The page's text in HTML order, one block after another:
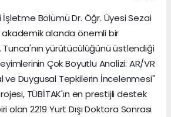
Bölümü Dr. Öğr. Üyesi Sezai
akademik alanda önemli bir
Tunca'nın yürütücülüğünü üstlendiği
Çok Boyutlu Analizi: AR/VR
ve Duygusal Tepkilerin İncelenmesi"
TÜBİTAK'ın en prestijli destek
olan 2219 Yurt Dışı Doktora Sonrası